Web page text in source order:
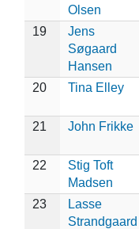
Olsen
19
Jens
Søgaard
Hansen
20 Tina Elley
21 John Frikke
22
Stig Toft
Madsen
23
Lasse
Strandgaard